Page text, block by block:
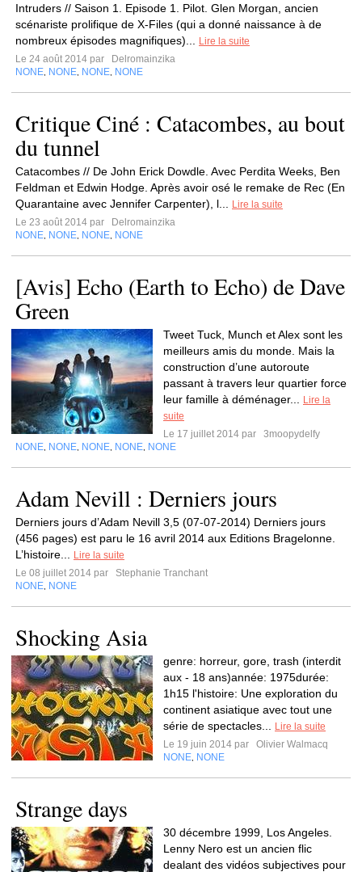
Intruders // Saison 1. Episode 1. Pilot. Glen Morgan, ancien
scénariste prolifique de X-Files (qui a donné naissance à de
nombreux épisodes magnifiques)...
Lire la suite
Le 24 août 2014 par
Delromainzika
NONE NONE NONE NONE
Critique Ciné : Catacombes, au bout
du tunnel
Catacombes // De John Erick Dowdle. Avec Perdita Weeks, Ben
Feldman et Edwin Hodge. Après avoir osé le remake de Rec (En
Quarantaine avec Jennifer Carpenter), l...
Lire la suite
Le 23 août 2014 par
Delromainzika
NONE NONE NONE NONE
[Avis] Echo (Earth to Echo) de Dave
Green
Tweet Tuck, Munch et Alex sont les
meilleurs amis du monde. Mais la
construction d’une autoroute
passant à travers leur quartier force
leur famille à déménager...
Lire la
suite
Le 17 juillet 2014 par
3moopydelfy
NONE NONE NONE NONE NONE
Adam Nevill : Derniers jours
Derniers jours d’Adam Nevill 3,5 (07-07-2014) Derniers jours
(456 pages) est paru le 16 avril 2014 aux Editions Bragelonne.
L’histoire...
Lire la suite
Le 08 juillet 2014 par
Stephanie Tranchant
NONE NONE
Shocking Asia
genre: horreur, gore, trash (interdit
aux - 18 ans)année: 1975durée:
1h15 l'histoire: Une exploration du
continent asiatique avec tout une
série de spectacles...
Lire la suite
Le 19 juin 2014 par
Olivier Walmacq
NONE NONE
Strange days
30 décembre 1999, Los Angeles.
Lenny Nero est un ancien flic
dealant des vidéos subjectives pour